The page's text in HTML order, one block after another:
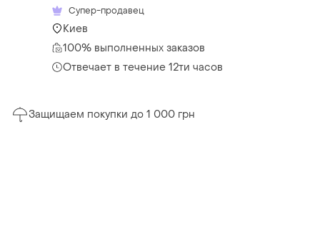
Супер-продавец
Киев
100% выполненных заказов
Отвечает в течение 12ти часов
Защищаем покупки до 1 000 грн